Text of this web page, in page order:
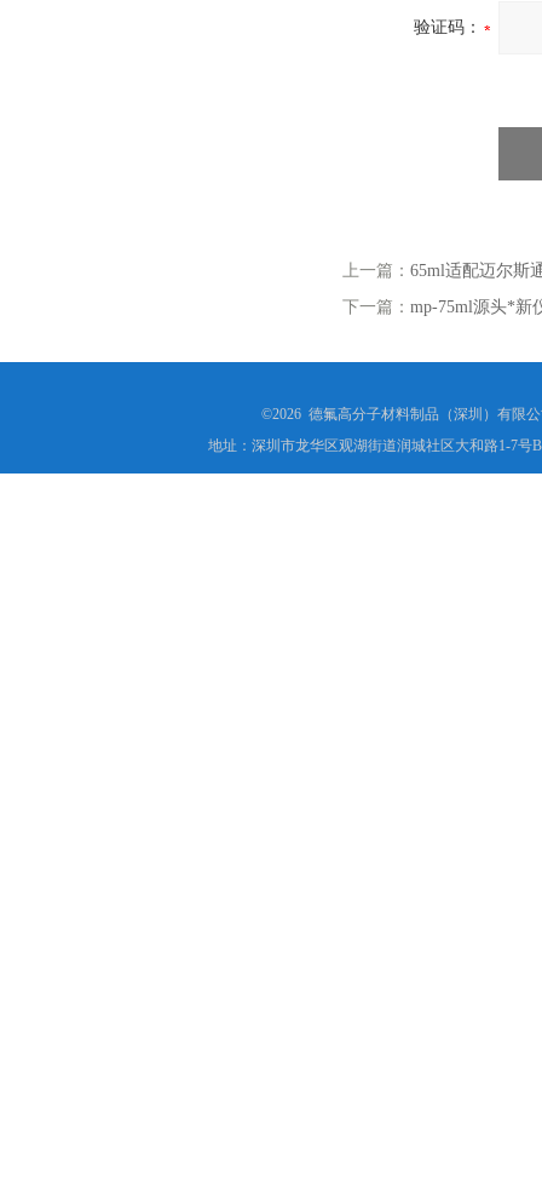
验证码：
上一篇： 65ml适配迈尔斯
下一篇： mp-75ml源头*新
©2026 德氟高分子材料制品（深圳）有限
地址：深圳市龙华区观湖街道润城社区大和路1-7号